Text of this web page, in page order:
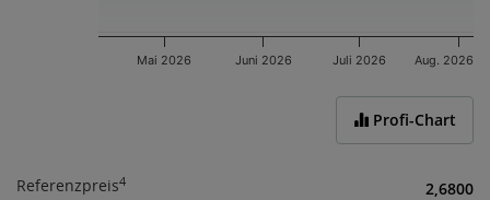
Mit Ihrer Zustimmung bestätigen Sie obige
Informationen erhalten und verstanden zu haben,
www.wienerborse.at/rechtliches/agb-gesetze/
www.wienerborse.at/rechtliches/agb-5-1) informiert
Mai 2026 Juni 2026 Juli 2026 Aug. 2026
Profi-Chart
Referenzpreis4 2,6800